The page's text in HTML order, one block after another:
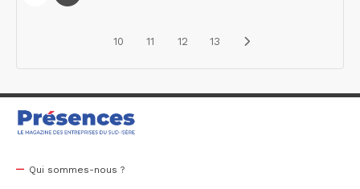
10 11 12 13
Qui sommes-nous ?